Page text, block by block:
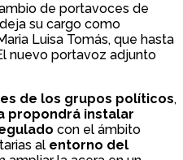
de portavoces de
su cargo como
Luisa Tomás, que hasta
nuevo portavoz adjunto
de los grupos políticos,
propondrá instalar
con el ámbito
al entorno del